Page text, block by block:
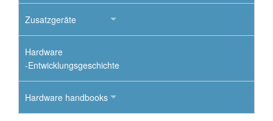
Zusatzgeräte
Hardware
-Entwicklungsgeschichte
Hardware handbooks